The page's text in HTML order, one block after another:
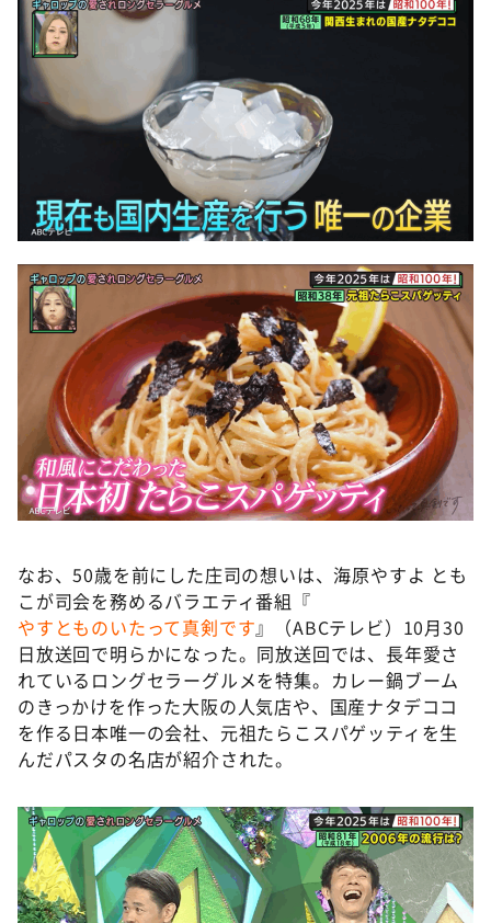
なお、50歳を前にした庄司の想いは、海原やすよ とも
こが司会を務めるバラエティ番組『
やすとものいたって真剣です』（ABCテレビ）10月30
日放送回で明らかになった。同放送回では、長年愛さ
れているロングセラーグルメを特集。カレー鍋ブーム
のきっかけを作った大阪の人気店や、国産ナタデココ
を作る日本唯一の会社、元祖たらこスパゲッティを生
んだパスタの名店が紹介された。